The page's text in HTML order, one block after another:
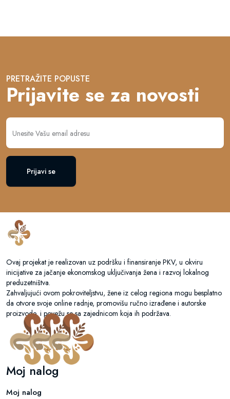
PRETRAŽITE POPUSTE
Prijavite se za novosti
Prijavi se
Ovaj projekat je realizovan uz podršku i finansiranje PKV, u okviru
inicijative za jačanje ekonomskog uključivanja žena i razvoj lokalnog
preduzetništva.
Zahvaljujući ovom pokroviteljstvu, žene iz celog regiona mogu besplatno
da otvore svoje online radnje, promovišu ručno izrađene i autorske
proizvode, i povežu se sa zajednicom koja ih podržava.
Moj nalog
Moj nalog